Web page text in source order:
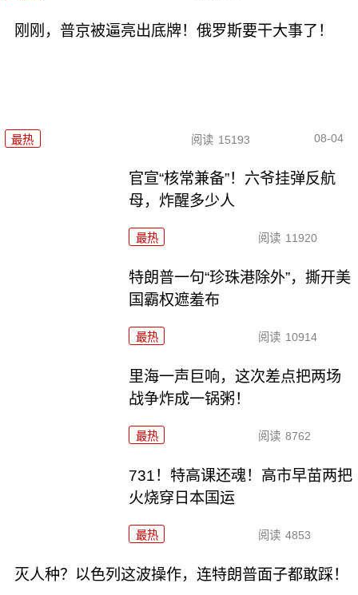
刚刚，普京被逼亮出底牌！俄罗斯要干大事了！
最热 阅读 15193 08-04
官宣“核常兼备”！六爷挂弹反航
母，炸醒多少人
最热 阅读 11920
特朗普一句“珍珠港除外”，撕开美
国霸权遮羞布
最热 阅读 10914
里海一声巨响，这次差点把两场
战争炸成一锅粥！
最热 阅读 8762
731！特高课还魂！高市早苗两把
火烧穿日本国运
最热 阅读 4853
灭人种？以色列这波操作，连特朗普面子都敢踩！